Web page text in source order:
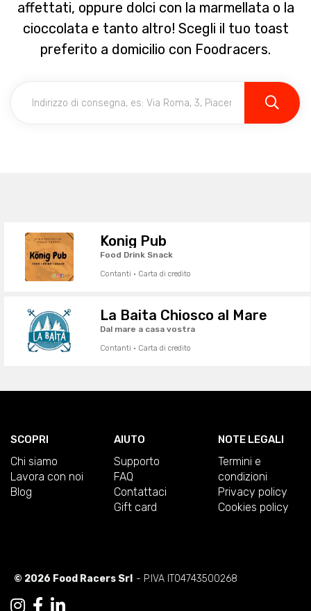
affettati, oppure dolci con la marmellata o la
cioccolata e tanto altro! Scegli il tuo toast
preferito a domicilio con Foodracers.
Konig Pub
Food Drink Snack
Contanti · Carta di credito
La Baita Chiosco al Mare
Dal mare a casa vostra
Contanti · Carta di credito
SCOPRI
Chi siamo
Lavora con noi
Blog
AIUTO
Supporto
FAQ
Contattaci
Gift card
NOTE LEGALI
Termini e
condizioni
Privacy policy
Cookies policy
© 2026 Food Racers Srl - P.IVA IT04743500268